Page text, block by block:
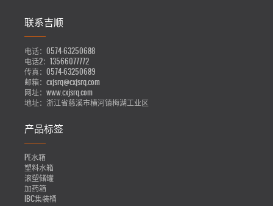
联系吉顺
电话： 0574-63250688
电话2： 13566077772
传真： 0574-63250689
邮箱： cxjsrq@cxjsrq.com
网址： www.cxjsrq.com
地址： 浙江省慈溪市横河镇梅湖工业区
产品标签
PE水箱
塑料水箱
滚塑储罐
加药箱
IBC集装桶